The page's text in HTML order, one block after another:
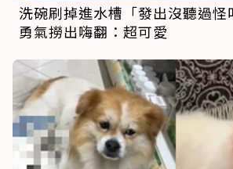
洗碗刷掉進水槽「發出沒聽過怪
勇氣撈出嗨翻：超可愛